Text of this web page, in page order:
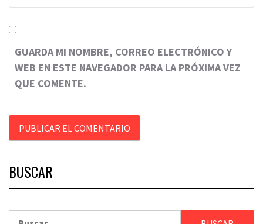
GUARDA MI NOMBRE, CORREO ELECTRÓNICO Y
WEB EN ESTE NAVEGADOR PARA LA PRÓXIMA VEZ
QUE COMENTE.
BUSCAR